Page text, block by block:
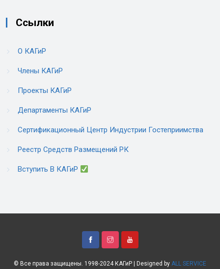
Ссылки
О КАГиР
Члены КАГиР
Проекты КАГиР
Департаменты КАГиР
Сертификационный Центр Индустрии Гостеприимства
Реестр Средств Размещений РК
Вступить В КАГиР
© Все права защищены. 1998-2024 КАГиР | Designed by ALL SERVICE